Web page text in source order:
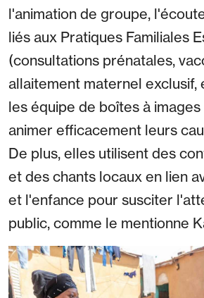
l'animation de groupe,
liés aux Pratiques Familiales
(consultations prénatales,
allaitement maternel exclusif,
les équipe de boîtes à
animer efficacement leurs
De plus, elles utilisent des
et des chants locaux en lien
et l'enfance pour susciter
public, comme le mentionne